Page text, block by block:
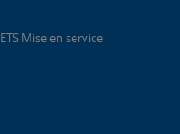
ETS Mise en service